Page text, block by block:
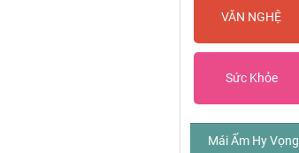
VĂN NGHỆ
Sức Khỏe
Mái Ấm Hy Vọng